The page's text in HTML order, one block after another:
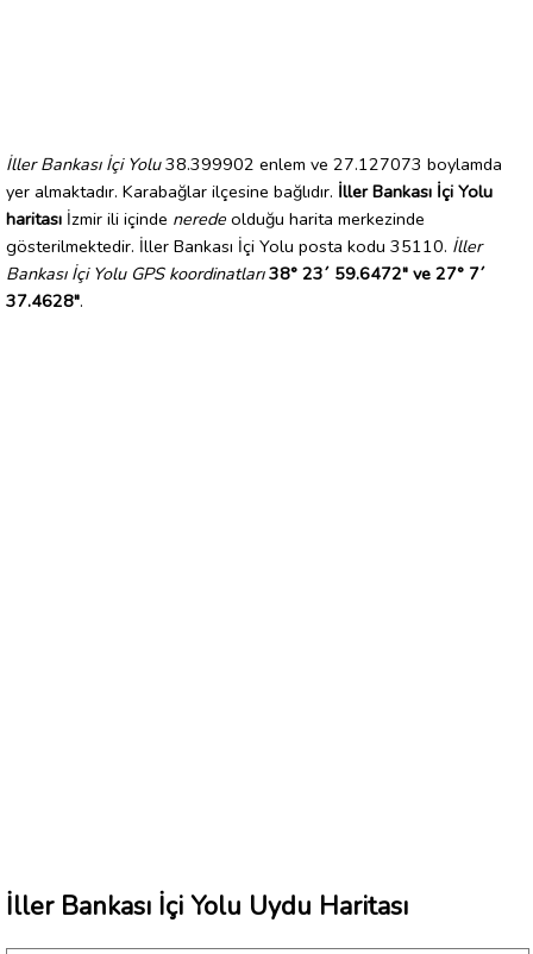
İller Bankası İçi Yolu38.399902 enlem ve 27.127073 boylamda
yer almaktadır. Karabağlar ilçesine bağlıdır. İller Bankası İçi Yolu
haritası İzmir ili içinde nerede olduğu harita merkezinde
gösterilmektedir. İller Bankası İçi Yolu posta kodu 35110. İller
Bankası İçi Yolu GPS koordinatları 38° 23´ 59.6472" ve 27° 7´
37.4628".
İller Bankası İçi Yolu Uydu Haritası